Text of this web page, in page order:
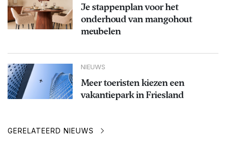
Je stappenplan voor het
onderhoud van mangohout
meubelen
NIEUWS
Meer toeristen kiezen een
vakantiepark in Friesland
GERELATEERD NIEUWS